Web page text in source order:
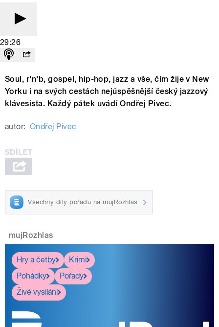
29:26
Soul, r'n'b, gospel, hip-hop, jazz a vše, čím žije v New
Yorku i na svých cestách nejúspěšnější český jazzový
klávesista. Každý pátek uvádí Ondřej Pivec.
autor: Ondřej Pivec
Všechny díly pořadu na mujRozhlas
mujRozhlas
Hry a četby
Krimi
Pohádky
Pořady
Živé vysílání